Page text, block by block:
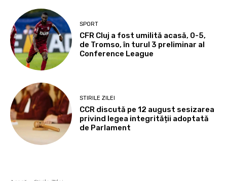
SPORT
CFR Cluj a fost umilită acasă, 0-5,
de Tromso, în turul 3 preliminar al
Conference League
STIRILE ZILEI
CCR discută pe 12 august sesizarea
privind legea integrității adoptată
de Parlament